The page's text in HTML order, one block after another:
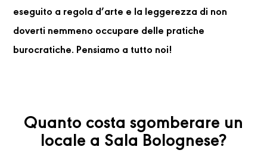
eseguito a regola d’arte e la leggerezza di non
doverti nemmeno occupare delle pratiche
burocratiche. Pensiamo a tutto noi!
Quanto costa sgomberare un
locale a Sala Bolognese?